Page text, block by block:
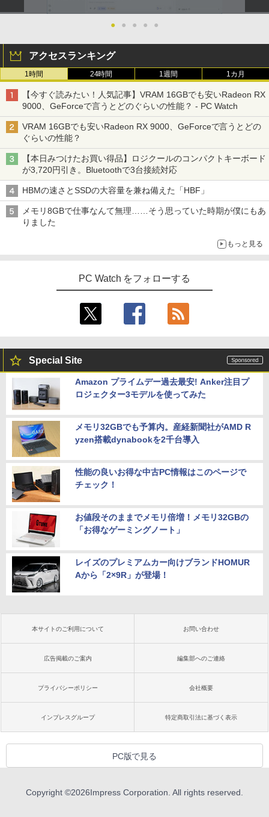
● ● ● ● ●
アクセスランキング
1時間 24時間 1週間 1カ月
【今すぐ読みたい！人気記事】VRAM 16GBでも安いRadeon RX
9000、GeForceで言うとどのぐらいの性能？ - PC Watch
VRAM 16GBでも安いRadeon RX 9000、GeForceで言うとどの
ぐらいの性能？
【本日みつけたお買い得品】ロジクールのコンパクトキーボード
が3,720円引き。Bluetoothで3台接続対応
HBMの速さとSSDの大容量を兼ね備えた「HBF」
メモリ8GBで仕事なんて無理……そう思っていた時期が僕にもあ
りました
もっと見る
PC Watch をフォローする
Special Site
Amazon プライムデー過去最安! Anker注目プ
ロジェクター3モデルを使ってみた
メモリ32GBでも予算内。産経新聞社がAMD R
yzen搭載dynabookを2千台導入
性能の良いお得な中古PC情報はこのページで
チェック！
お値段そのままでメモリ倍増！メモリ32GBの
「お得なゲーミングノート」
レイズのプレミアムカー向けブランドHOMUR
Aから「2×9R」が登場！
本サイトのご利用について お問い合わせ
広告掲載のご案内 編集部へのご連絡
プライバシーポリシー 会社概要
インプレスグループ 特定商取引法に基づく表示
PC版で見る
Copyright ©2026Impress Corporation. All rights reserved.